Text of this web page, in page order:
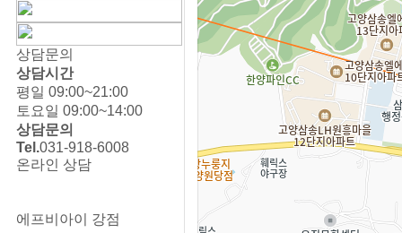
상담문의
상담시간
평일 09:00~21:00
토요일 09:00~14:00
상담문의
Tel.031-918-6008
온라인 상담
에프비아이 강점